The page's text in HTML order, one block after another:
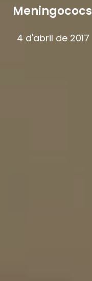
4 d'abril de 2017